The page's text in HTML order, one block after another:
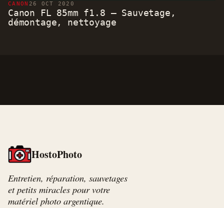
CANON 26 OCT 2020
Canon FL 85mm f1.8 – Sauvetage,
démontage, nettoyage
HostoPhoto
Entretien, réparation, sauvetages
et petits miracles pour votre
matériel photo argentique.